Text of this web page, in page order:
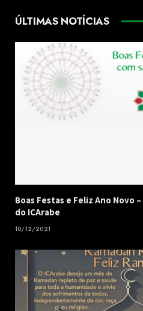
ÚLTIMAS NOTÍCIAS
Boas Festas e Feliz Ano Novo
do ICArabe
10/12/2021